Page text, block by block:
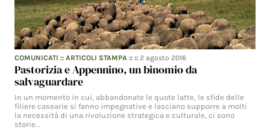
COMUNICATI ::ARTICOLI STAMPA :: ::2 agosto 2016
Pastorizia e Appennino, un binomio da
salvaguardare
In un momento in cui, abbandonate le quote latte, le sfide delle
filiere casearie si fanno impegnative e lasciano supporre a molti
la necessità di una rivoluzione strategica e culturale, ci sono
storie…